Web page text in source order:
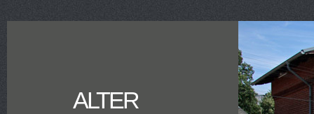
ALTER